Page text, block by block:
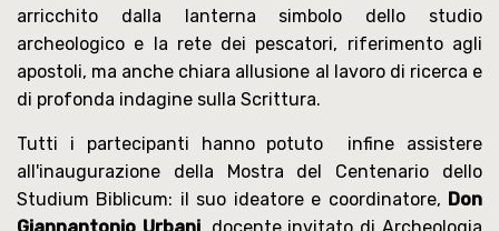
arricchito dalla lanterna simbolo dello studio
archeologico e la rete dei pescatori, riferimento agli
apostoli, ma anche chiara allusione al lavoro di ricerca e
di profonda indagine sulla Scrittura.
Tutti i partecipanti hanno potuto infine assistere
all'inaugurazione della Mostra del Centenario dello
Studium Biblicum: il suo ideatore e coordinatore, Don